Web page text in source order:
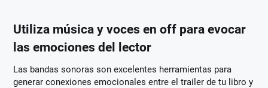
Utiliza música y voces en off para evocar
las emociones del lector
Las bandas sonoras son excelentes herramientas para
generar conexiones emocionales entre el trailer de tu libro y